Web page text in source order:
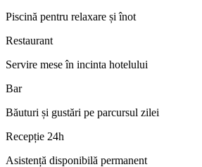
Piscină pentru relaxare și înot
Restaurant
Servire mese în incinta hotelului
Bar
Băuturi și gustări pe parcursul zilei
Recepție 24h
Asistență disponibilă permanent